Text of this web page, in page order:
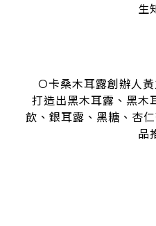
生
O卡桑木耳露創辦人
打造出黑木耳露、黑木
飲、銀耳露、黑糖、杏
品